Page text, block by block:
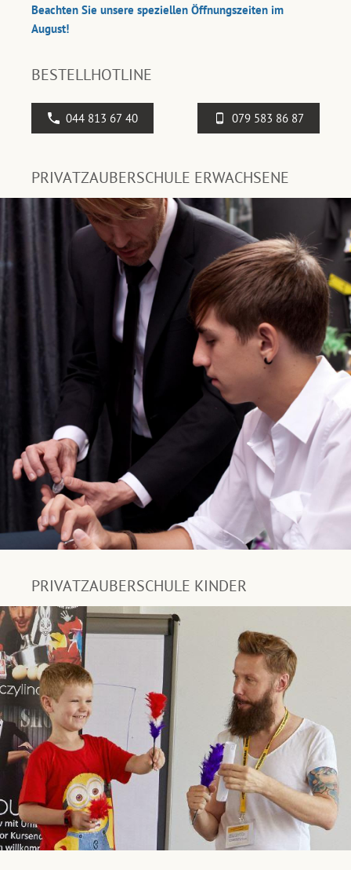
Beachten Sie unsere speziellen Öffnungszeiten im
August!
BESTELLHOTLINE
044 813 67 40 079 583 86 87
PRIVATZAUBERSCHULE ERWACHSENE
PRIVATZAUBERSCHULE KINDER